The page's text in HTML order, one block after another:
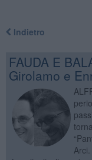
Indietro
FAUDA E
Girolamo e